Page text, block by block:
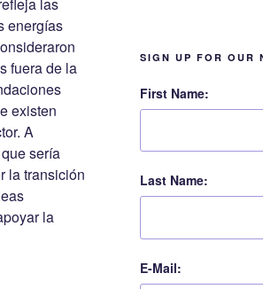
energías
fuera de la
existen
A
sería
la transición
la
SIGN UP FOR OUR
First Name:
Last Name:
E-Mail: